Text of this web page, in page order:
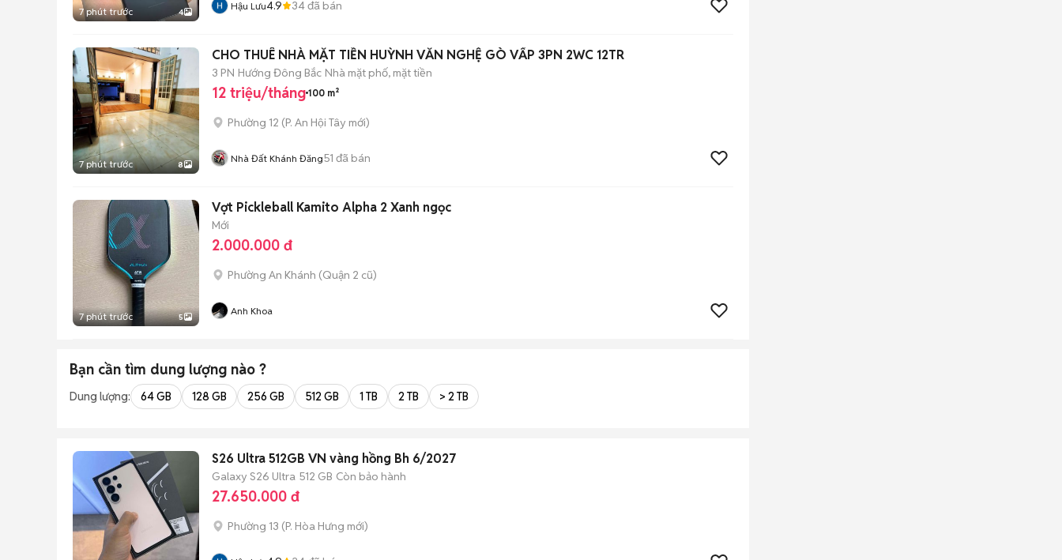
7 phút trước 4 Hậu Lưu4.9 34đã bán
7 phút trước 8
CHO THUÊ NHÀ MẶT TIỀN HUỲNH VĂN NGHỆ GÒ VẤP 3PN 2WC 12TR
3 PN Hướng Đông Bắc Nhà mặt phố, mặt tiền
12 triệu/tháng 100 m²
Phường 12 (P. An Hội Tây mới)
Nhà Đất Khánh Đăng51 đã bán
7 phút trước 5
Vợt Pickleball Kamito Alpha 2 Xanh ngọc
Mới
2.000.000 đ
Phường An Khánh (Quận 2 cũ)
Anh Khoa
Bạn cần tìm dung lượng nào ?
Dung lượng: 64 GB 128 GB 256 GB 512 GB 1 TB 2 TB > 2 TB
S26 Ultra 512GB VN vàng hồng Bh 6/2027
Galaxy S26 Ultra 512 GB Còn bảo hành
27.650.000 đ
Phường 13 (P. Hòa Hưng mới)